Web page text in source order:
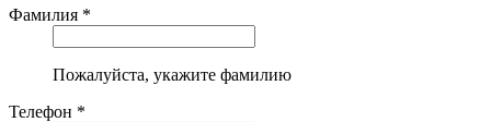
Фамилия *
Пожалуйста, укажите фамилию
Телефон *